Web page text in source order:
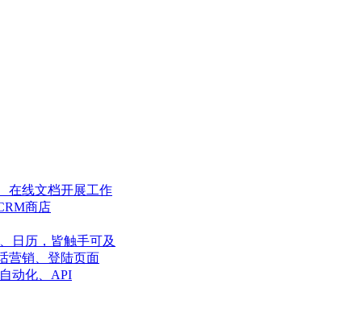
在线文档开展工作
商店
日历，皆触手可及
营销、登陆页面
动化、API